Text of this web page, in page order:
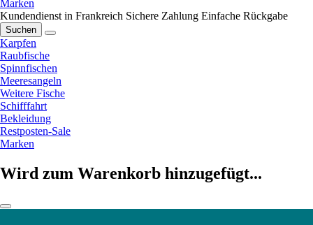
Marken
Kundendienst in Frankreich Sichere Zahlung Einfache Rückgabe
Suchen
Karpfen
Raubfische
Spinnfischen
Meeresangeln
Weitere Fische
Schifffahrt
Bekleidung
Restposten-Sale
Marken
Wird zum Warenkorb hinzugefügt...